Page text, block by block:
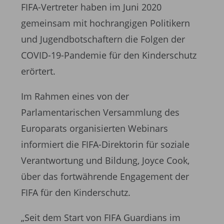
FIFA-Vertreter haben im Juni 2020
gemeinsam mit hochrangigen Politikern
und Jugendbotschaftern die Folgen der
COVID-19-Pandemie für den Kinderschutz
erörtert.
Im Rahmen eines von der
Parlamentarischen Versammlung des
Europarats organisierten Webinars
informiert die FIFA-Direktorin für soziale
Verantwortung und Bildung, Joyce Cook,
über das fortwährende Engagement der
FIFA für den Kinderschutz.
„Seit dem Start von FIFA Guardians im